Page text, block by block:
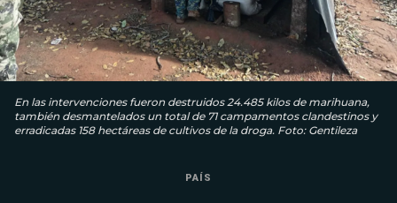
En las intervenciones fueron destruidos 24.485 kilos de marihuana,
también desmantelados un total de 71 campamentos clandestinos y
erradicadas 158 hectáreas de cultivos de la droga. Foto: Gentileza
PAÍS